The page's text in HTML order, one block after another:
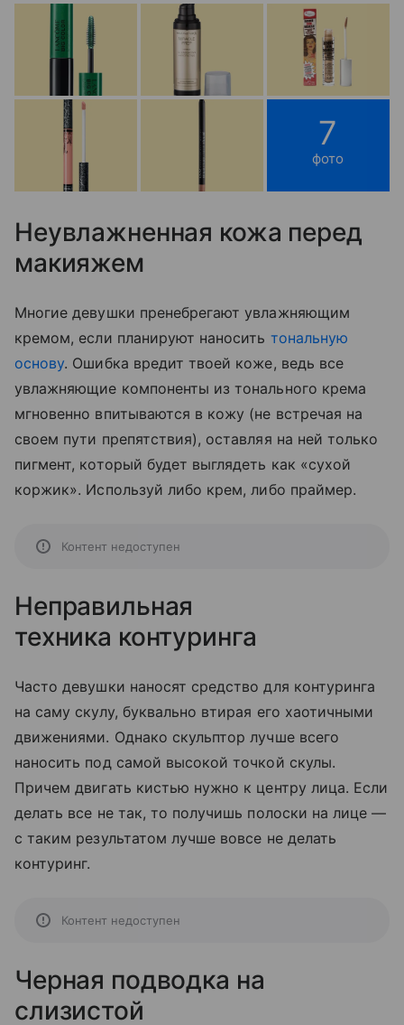
7
фото
Неувлажненная кожа перед
макияжем
Многие девушки пренебрегают увлажняющим
кремом, если планируют наносить тональную
основу. Ошибка вредит твоей коже, ведь все
увлажняющие компоненты из тонального крема
мгновенно впитываются в кожу (не встречая на
своем пути препятствия), оставляя на ней только
пигмент, который будет выглядеть как «сухой
коржик». Используй либо крем, либо праймер.
Контент недоступен
Неправильная
техника контуринга
Часто девушки наносят средство для контуринга
на саму скулу, буквально втирая его хаотичными
движениями. Однако скульптор лучше всего
наносить под самой высокой точкой скулы.
Причем двигать кистью нужно к центру лица. Если
делать все не так, то получишь полоски на лице —
с таким результатом лучше вовсе не делать
контуринг.
Контент недоступен
Черная подводка на
слизистой